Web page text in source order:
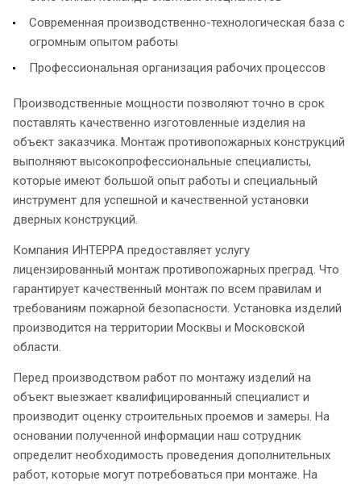
Современная производственно-технологическая база с
огромным опытом работы
Профессиональная организация рабочих процессов
Производственные мощности позволяют точно в срок
поставлять качественно изготовленные изделия на
объект заказчика. Монтаж противопожарных конструкций
выполняют высокопрофессиональные специалисты,
которые имеют большой опыт работы и специальный
инструмент для успешной и качественной установки
дверных конструкций.
Компания ИНТЕРРА предоставляет услугу
лицензированный монтаж противопожарных преград. Что
гарантирует качественный монтаж по всем правилам и
требованиям пожарной безопасности. Установка изделий
производится на территории Москвы и Московской
области.
Перед производством работ по монтажу изделий на
объект выезжает квалифицированный специалист и
производит оценку строительных проемов и замеры. На
основании полученной информации наш сотрудник
определит необходимость проведения дополнительных
работ, которые могут потребоваться при монтаже. На